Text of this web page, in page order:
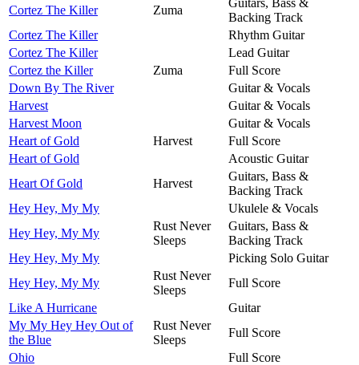
Cortez The Killer
Zuma
Guitars, Bass &
Backing Track
Cortez The Killer
Rhythm Guitar
Cortez The Killer
Lead Guitar
Cortez the Killer
Zuma
Full Score
Down By The River
Guitar & Vocals
Harvest
Guitar & Vocals
Harvest Moon
Guitar & Vocals
Heart of Gold
Harvest
Full Score
Heart of Gold
Acoustic Guitar
Heart Of Gold
Harvest
Guitars, Bass &
Backing Track
Hey Hey, My My
Ukulele & Vocals
Hey Hey, My My
Rust Never
Sleeps
Guitars, Bass &
Backing Track
Hey Hey, My My
Picking Solo Guitar
Hey Hey, My My
Rust Never
Sleeps
Full Score
Like A Hurricane
Guitar
My My Hey Hey Out of
the Blue
Rust Never
Sleeps
Full Score
Ohio
Full Score